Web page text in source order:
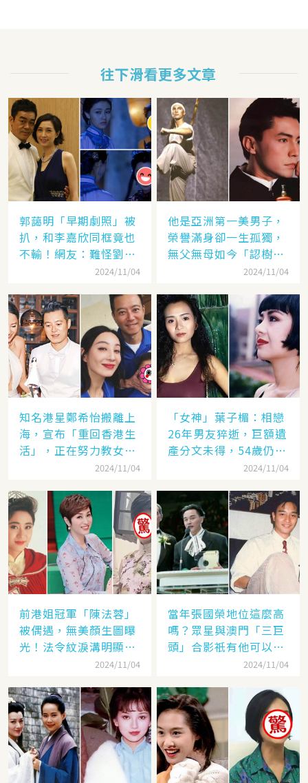
往下滑看更多文章
郭藹明「早期劇照」被
扒，和李嘉欣同框竟也
不輸！網友：難怪劉青
2024/11/04
他是亞洲第一美男子，
榮譽滿身卻一生孤獨，
無父無母如今「認樹為
祖父母」：太凄涼2024/11/04
知名港星鄭希怡搬離上
海，宣布「重回香港生
活」，正在努力教女兒
2024/11/04
「女神」葉子楣：相戀
26年男友猝逝，巨額遺
產分文未得，54歲仍單
2024/11/04
前港姐冠軍「陳法蓉」
被偶遇，無美顏生圖曝
光！法令紋淚溝明顯網
嘆：「絕世美女也會
2024/11/04
當年張國榮地位這麼高
嗎？眾星與澳門「三巨
頭」合影祇有他可以
「坐著」，而且還是C
2024/11/04